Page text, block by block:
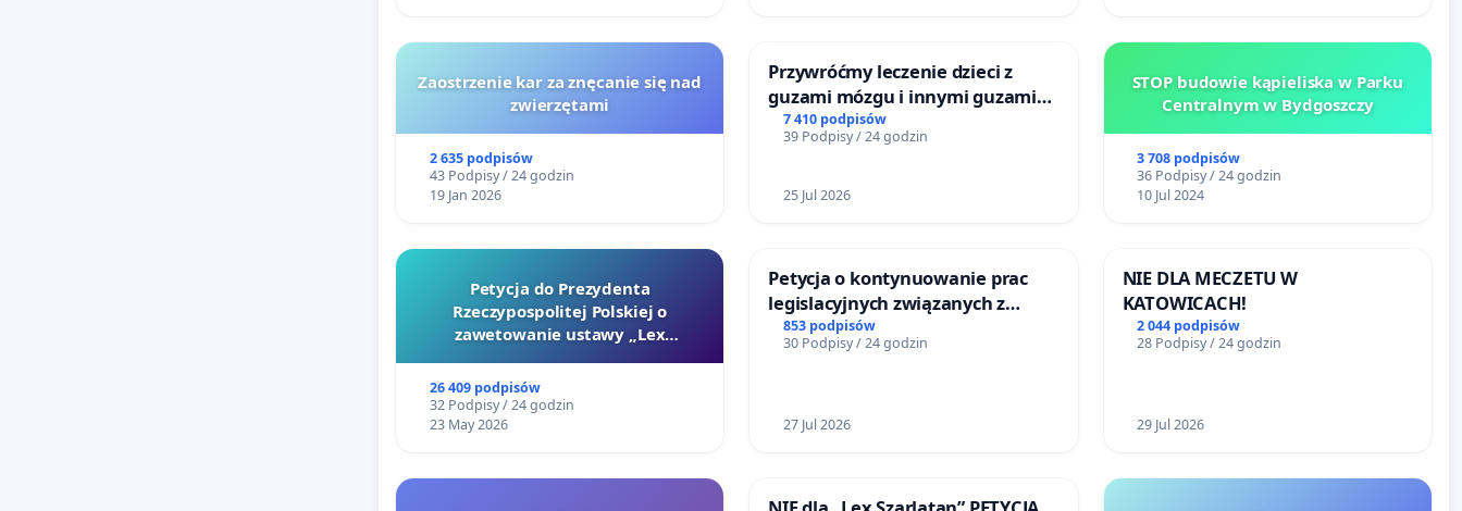
Zaostrzenie kar za znęcanie się nad
zwierzętami
2 635 podpisów
43 Podpisy / 24 godzin
19 Jan 2026
Przywróćmy leczenie dzieci z
guzami mózgu i innymi guzami
litymi do Górnośląskiego
Centrum Zdrowia Dziecka w
7 410 podpisów
39 Podpisy / 24 godzin
25 Jul 2026
STOP budowie kąpieliska w Parku
Centralnym w Bydgoszczy
3 708 podpisów
36 Podpisy / 24 godzin
10 Jul 2024
Petycja do Prezydenta
Rzeczypospolitej Polskiej o
zawetowanie ustawy „Lex
26 409 podpisów
32 Podpisy / 24 godzin
23 May 2026
Petycja o kontynuowanie prac
legislacyjnych związanych z
reformą prawa rodzinnego
853 podpisów
30 Podpisy / 24 godzin
27 Jul 2026
NIE DLA MECZETU W
KATOWICACH!
2 044 podpisów
28 Podpisy / 24 godzin
29 Jul 2026